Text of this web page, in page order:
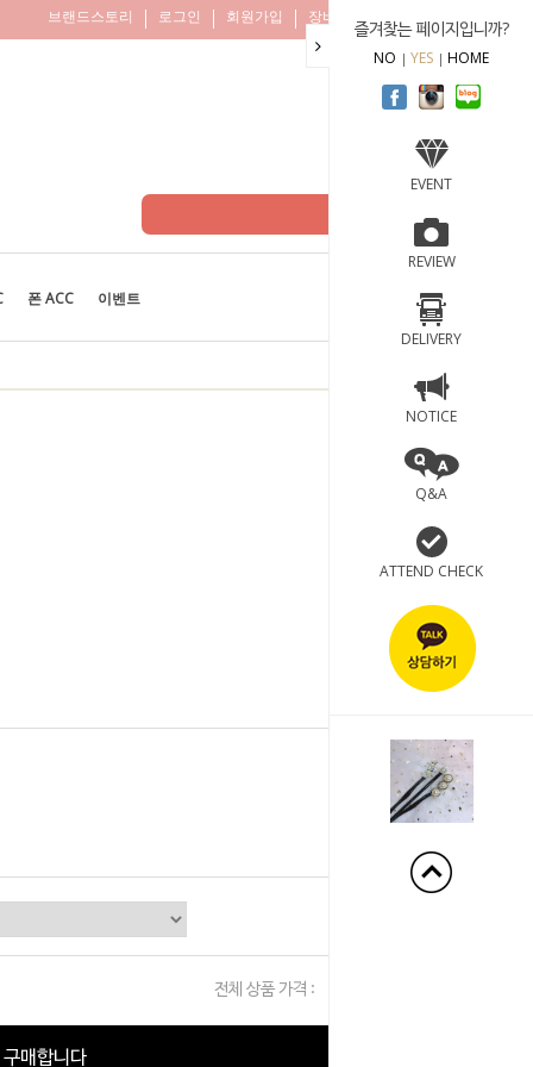
즐겨찾는 페이지입니까?
NO YES HOME
EVENT
REVIEW
DELIVERY
NOTICE
Q&A
ATTEND CHECK
브랜드스토리 로그인 회원가입 장바구니
폰 ACC 이벤트
전체 상품 가격 :
구매합니다